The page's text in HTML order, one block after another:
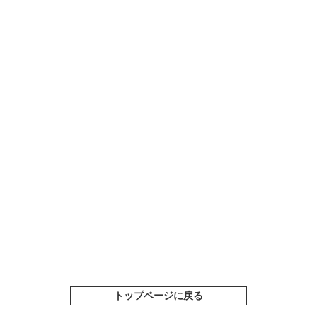
トップページに戻る